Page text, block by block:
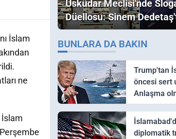
İslam
ne
İslam
Üsküdar Meclisi'nde
Düellosu: Sinem
Ezber Bozan "Erdoğan" ve
"İmamoğlu" Çıkışı!
BUNLARA DA BAKIN
Trump'tan
öncesi sert
Anlaşma
kullanırız
diplomatik